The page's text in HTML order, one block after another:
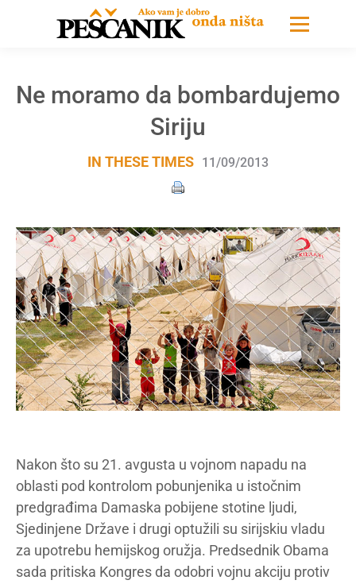
Ne moramo da bombardujemo
Siriju
IN THESE TIMES 11/09/2013
Nakon što su 21. avgusta u vojnom napadu na
oblasti pod kontrolom pobunjenika u istočnim
predgrađima Damaska pobijene stotine ljudi,
Sjedinjene Države i drugi optužili su sirijskiu vladu
za upotrebu hemijskog oružja. Predsednik Obama
sada pritiska Kongres da odobri vojnu akciju protiv